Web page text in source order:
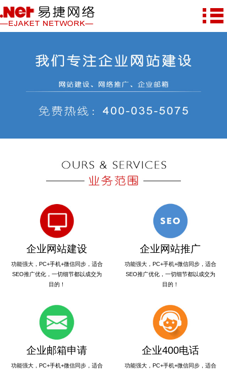
企业网站建设
功能强大，PC+手机+微信同步，适合
SEO推广优化，一切细节都以成交为
目的！
企业网站推广
功能强大，PC+手机+微信同步，适合
SEO推广优化，一切细节都以成交为
目的！
企业邮箱申请
功能强大，PC+手机+微信同步，适合
企业400电话
功能强大，PC+手机+微信同步，适合